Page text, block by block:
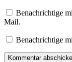
Benachrichtige
Mail.
Benachrichtige